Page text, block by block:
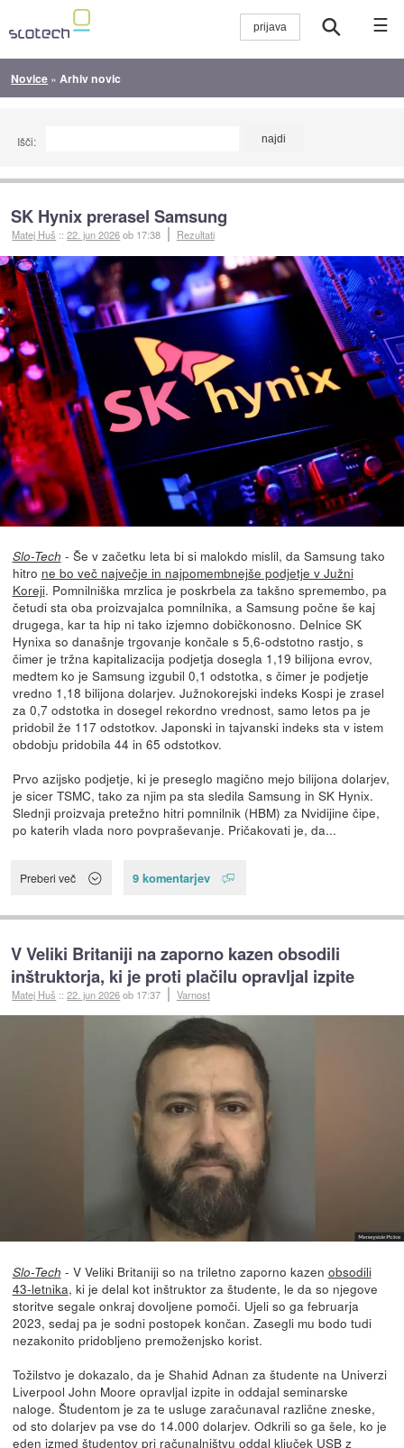
☰
Novice » Arhiv novic
Išči:
SK Hynix prerasel Samsung
Matej Huš ::22. jun 2026ob 17:38 Rezultati
Slo-Tech - Še v začetku leta bi si malokdo mislil, da Samsung tako
hitro ne bo več največje in najpomembnejše podjetje v Južni
Koreji. Pomnilniška mrzlica je poskrbela za takšno spremembo, pa
četudi sta oba proizvajalca pomnilnika, a Samsung počne še kaj
drugega, kar ta hip ni tako izjemno dobičkonosno. Delnice SK
Hynixa so današnje trgovanje končale s 5,6-odstotno rastjo, s
čimer je tržna kapitalizacija podjetja dosegla 1,19 bilijona evrov,
medtem ko je Samsung izgubil 0,1 odstotka, s čimer je podjetje
vredno 1,18 bilijona dolarjev. Južnokorejski indeks Kospi je zrasel
za 0,7 odstotka in dosegel rekordno vrednost, samo letos pa je
pridobil že 117 odstotkov. Japonski in tajvanski indeks sta v istem
obdobju pridobila 44 in 65 odstotkov.
Prvo azijsko podjetje, ki je preseglo magično mejo bilijona dolarjev,
je sicer TSMC, tako za njim pa sta sledila Samsung in SK Hynix.
Slednji proizvaja pretežno hitri pomnilnik (HBM) za Nvidijine čipe,
po katerih vlada noro povpraševanje. Pričakovati je, da...
Preberi več 9 komentarjev
V Veliki Britaniji na zaporno kazen obsodili
inštruktorja, ki je proti plačilu opravljal izpite
Matej Huš ::22. jun 2026ob 17:37 Varnost
Slo-Tech - V Veliki Britaniji so na triletno zaporno kazen obsodili
43-letnika, ki je delal kot inštruktor za študente, le da so njegove
storitve segale onkraj dovoljene pomoči. Ujeli so ga februarja
2023, sedaj pa je sodni postopek končan. Zasegli mu bodo tudi
nezakonito pridobljeno premoženjsko korist.
Tožilstvo je dokazalo, da je Shahid Adnan za študente na Univerzi
Liverpool John Moore opravljal izpite in oddajal seminarske
naloge. Študentom je za te usluge zaračunaval različne zneske,
od sto dolarjev pa vse do 14.000 dolarjev. Odkrili so ga šele, ko je
eden izmed študentov pri računalništvu oddal ključek USB z